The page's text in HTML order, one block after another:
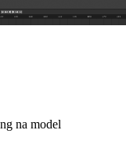
na model